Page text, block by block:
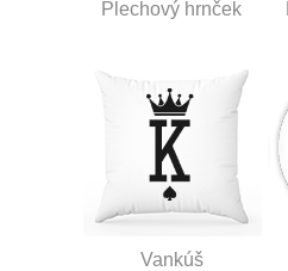
Plechový hrnček
Vankúš